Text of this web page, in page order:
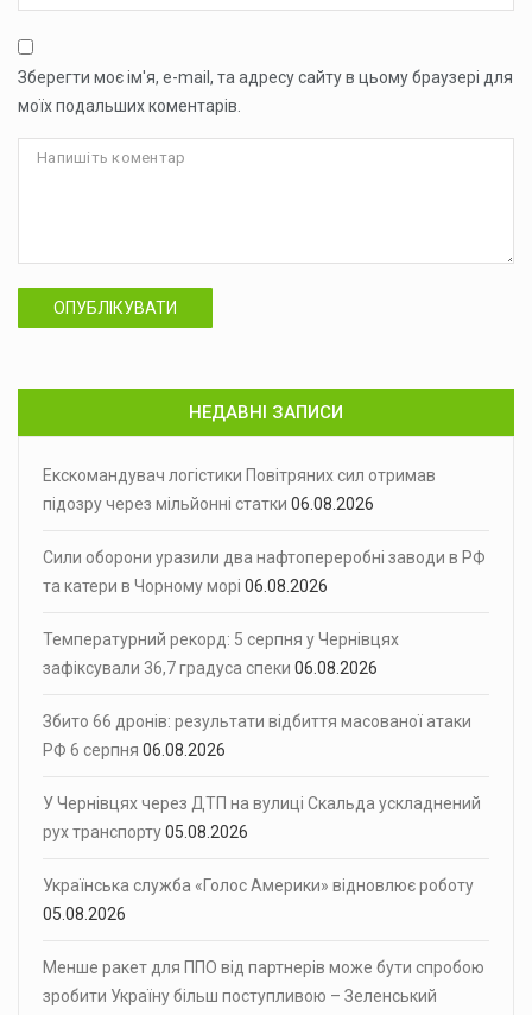
Зберегти моє ім'я, e-mail, та адресу сайту в цьому браузері для
моїх подальших коментарів.
ОПУБЛІКУВАТИ
НЕДАВНІ ЗАПИСИ
Екскомандувач логістики Повітряних сил отримав
підозру через мільйонні статки 06.08.2026
Сили оборони уразили два нафтопереробні заводи в РФ
та катери в Чорному морі 06.08.2026
Температурний рекорд: 5 серпня у Чернівцях
зафіксували 36,7 градуса спеки 06.08.2026
Збито 66 дронів: результати відбиття масованої атаки
РФ 6 серпня 06.08.2026
У Чернівцях через ДТП на вулиці Скальда ускладнений
рух транспорту05.08.2026
Українська служба «Голос Америки» відновлює роботу
05.08.2026
Менше ракет для ППО від партнерів може бути спробою
зробити Україну більш поступливою – Зеленський